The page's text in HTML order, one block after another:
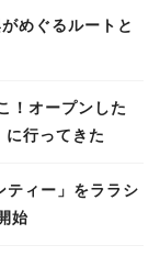
めぐるルートと
！オープンした
に行ってきた
ティー」をララシ
始